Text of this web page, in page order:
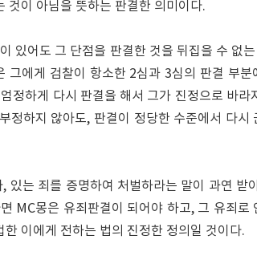
것이 아님을 뜻하는 판결한 의미이다.
있어도 그 단점을 판결한 것을 뒤집을 수 없
그에게 검찰이 항소한 2심과 3심의 판결 부
정하게 다시 판결을 해서 그가 진정으로 바라
정하지 않아도, 판결이 정당한 수준에서 다시
있는 죄를 증명하여 처벌하라는 말이 과연 받
MC몽은 유죄판결이 되어야 하고, 그 유죄로
이에게 전하는 법의 진정한 정의일 것이다.